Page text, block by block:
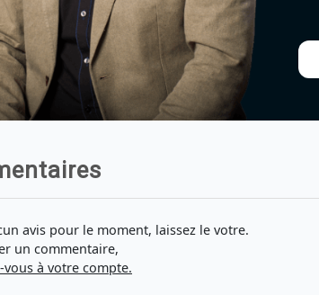
avis pour le moment, laissez le votre.
un commentaire,
vous à votre compte.